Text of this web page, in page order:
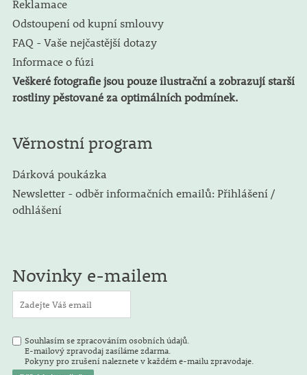
Reklamace
Odstoupení od kupní smlouvy
FAQ - Vaše nejčastější dotazy
Informace o fúzi
Veškeré fotografie jsou pouze ilustrační a zobrazují starší
rostliny pěstované za optimálních podmínek.
Věrnostní program
Dárková poukázka
Newsletter - odběr informačních emailů: Přihlášení /
odhlášení
Novinky e-mailem
Souhlasím se zpracováním osobních údajů.
E-mailový zpravodaj zasíláme zdarma.
Pokyny pro zrušení naleznete v každém e-mailu zpravodaje.